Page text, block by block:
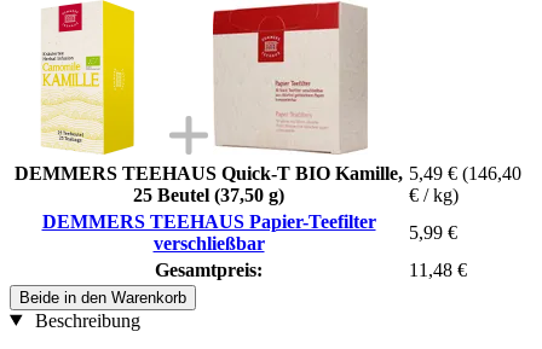
DEMMERS TEEHAUS Quick-T BIO Kamille,
25 Beutel (37,50 g)
5,49 € (146,40
€ / kg)
DEMMERS TEEHAUS Papier-Teefilter
verschließbar
5,99 €
Gesamtpreis:
11,48 €
Beide in den Warenkorb
Beschreibung